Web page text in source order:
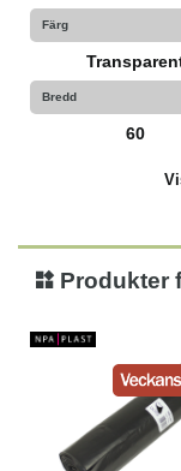
Färg
Bredd
60
Produkter